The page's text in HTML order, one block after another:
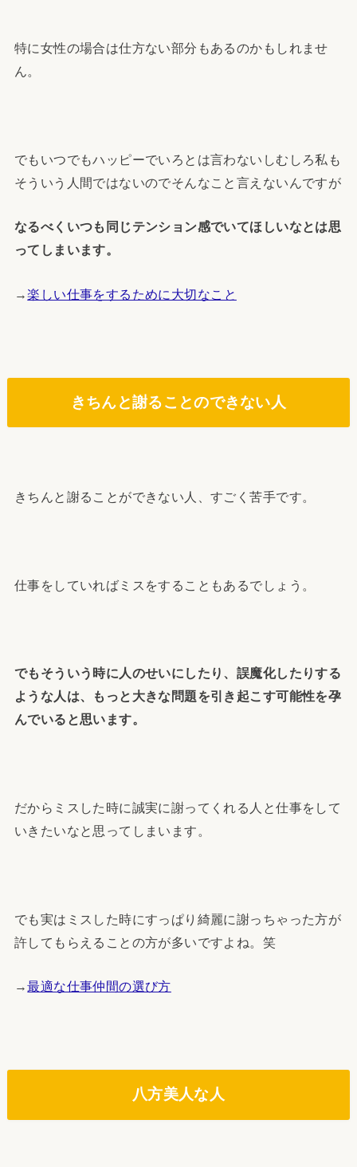
特に女性の場合は仕方ない部分もあるのかもしれませ
ん。
でもいつでもハッピーでいろとは言わないしむしろ私も
そういう人間ではないのでそんなこと言えないんですが
なるべくいつも同じテンション感でいてほしいなとは思
ってしまいます。
→楽しい仕事をするために大切なこと
きちんと謝ることのできない人
きちんと謝ることができない人、すごく苦手です。
仕事をしていればミスをすることもあるでしょう。
でもそういう時に人のせいにしたり、誤魔化したりする
ような人は、もっと大きな問題を引き起こす可能性を孕
んでいると思います。
だからミスした時に誠実に謝ってくれる人と仕事をして
いきたいなと思ってしまいます。
でも実はミスした時にすっぱり綺麗に謝っちゃった方が
許してもらえることの方が多いですよね。笑
→最適な仕事仲間の選び方
八方美人な人